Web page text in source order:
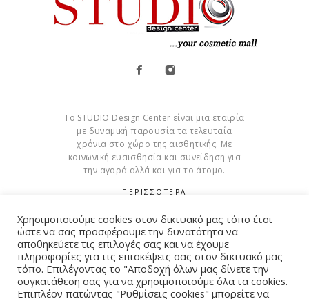
Το STUDIO Design Center είναι μια εταιρία
με δυναμική παρουσία τα τελευταία
χρόνια στο χώρο της αισθητικής. Με
κοινωνική ευαισθησία και συνείδηση για
την αγορά αλλά και για το άτομο.
ΠΕΡΙΣΣΟΤΕΡΑ
Cookies
© Copyright 2015 – 2026 . All Rights Reserved. Developed By
Χρησιμοποιούμε cookies στον δικτυακό μας τόπο έτσι
ώστε να σας προσφέρουμε την δυνατότητα να
αποθηκεύετε τις επιλογές σας και να έχουμε
πληροφορίες για τις επισκέψεις σας στον δικτυακό μας
τόπο. Επιλέγοντας το "Αποδοχή όλων μας δίνετε την
συγκατάθεση σας για να χρησιμοποιούμε όλα τα cookies.
Επιπλέον πατώντας "Ρυθμίσεις cookies" μπορείτε να